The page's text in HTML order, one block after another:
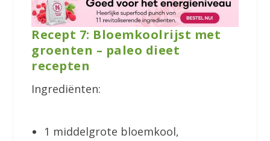
Recept 7: Bloemkoolrijst met
groenten – paleo dieet
recepten
Ingrediënten:
1 middelgrote bloemkool,